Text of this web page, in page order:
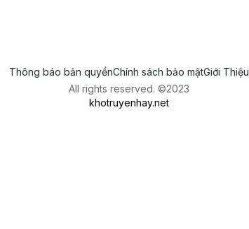
Thông báo bản quyềnChính sách bảo mậtGiới Thiệu
All rights reserved. ©2023
khotruyenhay.net